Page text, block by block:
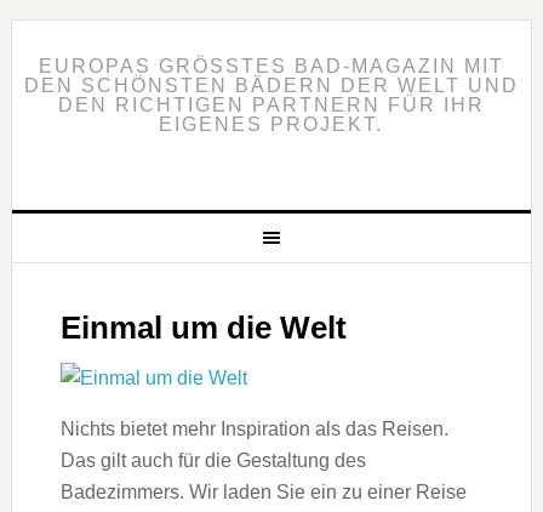
EUROPAS GRÖSSTES BAD-MAGAZIN MIT D
EN SCHÖNSTEN BÄDERN DER WELT UND D
EN RICHTIGEN PARTNERN FÜR IHR E
IGENES PROJEKT.
Einmal um die Welt
Nichts bietet mehr Inspiration als das Reisen.
Das gilt auch für die Gestaltung des
Badezimmers. Wir laden Sie ein zu einer Reise